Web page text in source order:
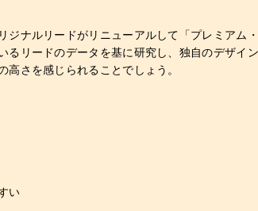
ナルリードがリニューアルして「プレミアム
リードのデータを基に研究し、独自のデザ
さを感じられることでしょう。
い